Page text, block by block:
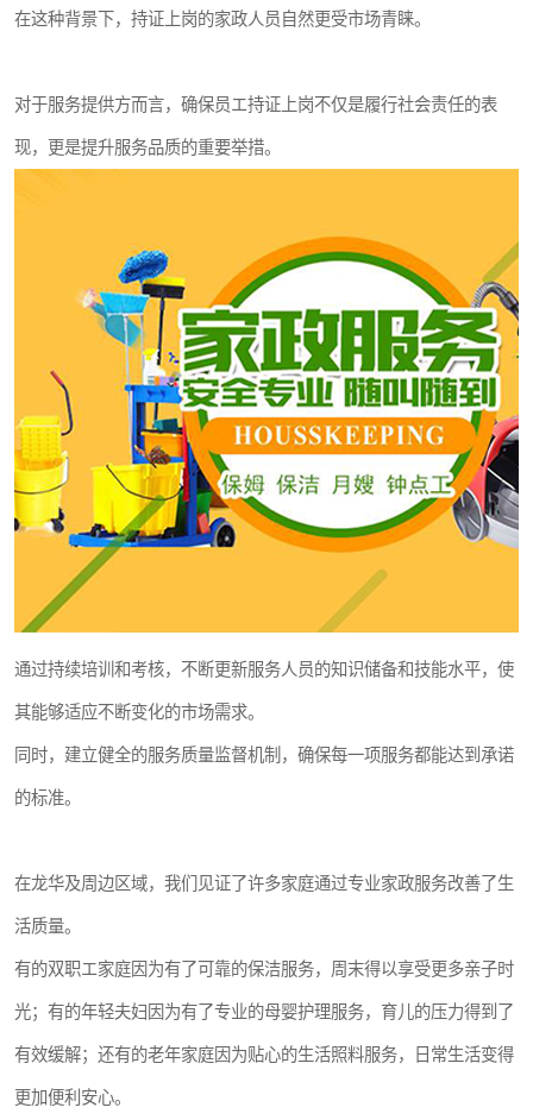
在这种背景下，持证上岗的家政人员自然更受市场青睐。
对于服务提供方而言，确保员エ持证上岗不仅是履行社会责任的表
现，更是提升服务品质的重要举措。
通过持续培训和考核，不断更新服务人员的知识储备和技能水平，使
其能够适应不断变化的市场需求。
同时，建立健全的服务质量监督机制，确保每一项服务都能达到承诺
的标准。
在龙华及周边区域，我们见证了许多家庭通过专业家政服务改善了生
活质量。
有的双职エ家庭因为有了可靠的保洁服务，周末得以享受更多亲子时
光；有的年轻夫妇因为有了专业的母婴护理服务，育儿的压力得到了
有效缓解；还有的老年家庭因为贴心的生活照料服务，日常生活变得
更加便利安心。